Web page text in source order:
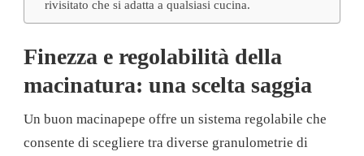
rivisitato che si adatta a qualsiasi cucina.
Finezza e regolabilità della
macinatura: una scelta saggia
Un buon macinapepe offre un sistema regolabile che
consente di scegliere tra diverse granulometrie di